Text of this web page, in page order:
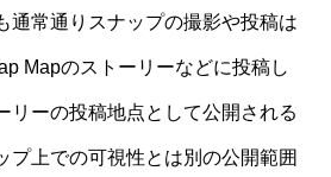
通常通りスナップの撮影や投稿は
Mapのストーリーなどに投稿し
リーの投稿地点として公開される
プ上での可視性とは別の公開範囲